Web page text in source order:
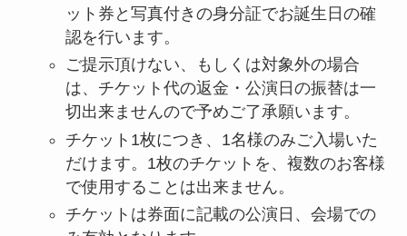
ット券と写真付きの身分証でお誕生日の確
認を行います。
ご提示頂けない、もしくは対象外の場合
は、チケット代の返金・公演日の振替は一
切出来ませんので予めご了承願います。
チケット1枚につき、1名様のみご入場いた
だけます。1枚のチケットを、複数のお客様
で使用することは出来ません。
チケットは券面に記載の公演日、会場での